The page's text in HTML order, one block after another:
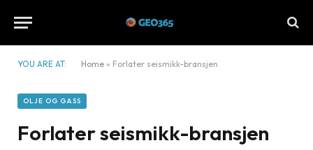
YOU ARE AT: Home » Forlater seismikk-bransjen
OLJE OG GASS
Forlater seismikk-bransjen